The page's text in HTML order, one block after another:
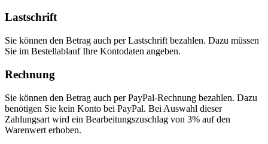
Lastschrift
Sie können den Betrag auch per Lastschrift bezahlen. Dazu müssen
Sie im Bestellablauf Ihre Kontodaten angeben.
Rechnung
Sie können den Betrag auch per PayPal-Rechnung bezahlen. Dazu
benötigen Sie kein Konto bei PayPal. Bei Auswahl dieser
Zahlungsart wird ein Bearbeitungszuschlag von 3% auf den
Warenwert erhoben.